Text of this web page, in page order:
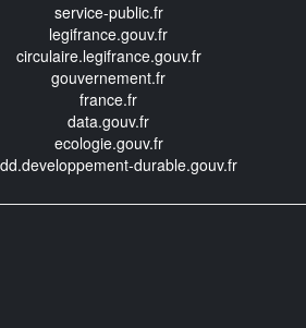
service-public.fr
legifrance.gouv.fr
circulaire.legifrance.gouv.fr
gouvernement.fr
france.fr
data.gouv.fr
ecologie.gouv.fr
durable.gouv.fr